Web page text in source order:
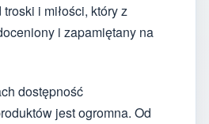
i miłości, który z
i zapamiętany na
dostępność
jest ogromna. Od